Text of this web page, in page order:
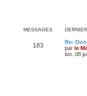
MESSAGES
183
Re:
par le
lun. 08